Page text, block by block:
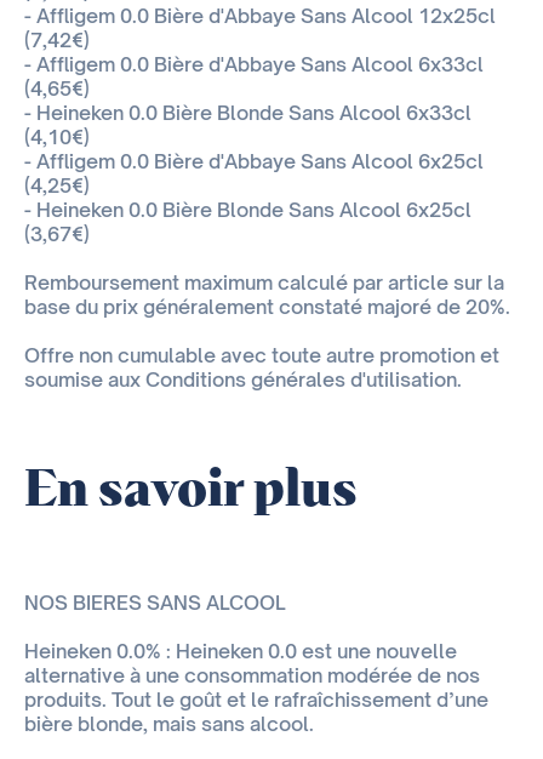
- Affligem 0.0 Bière d'Abbaye Sans Alcool 12x25cl
(7,42€)
- Affligem 0.0 Bière d'Abbaye Sans Alcool 6x33cl
(4,65€)
- Heineken 0.0 Bière Blonde Sans Alcool 6x33cl
(4,10€)
- Affligem 0.0 Bière d'Abbaye Sans Alcool 6x25cl
(4,25€)
- Heineken 0.0 Bière Blonde Sans Alcool 6x25cl
(3,67€)
Remboursement maximum calculé par article sur la
base du prix généralement constaté majoré de 20%.
Offre non cumulable avec toute autre promotion et
soumise aux Conditions générales d'utilisation.
En savoir plus
NOS BIERES SANS ALCOOL
Heineken 0.0% : Heineken 0.0 est une nouvelle
alternative à une consommation modérée de nos
produits. Tout le goût et le rafraîchissement d’une
bière blonde, mais sans alcool.